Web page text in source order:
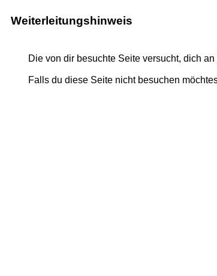
Weiterleitungshinweis
Die von dir besuchte Seite versucht, dich an
Falls du diese Seite nicht besuchen